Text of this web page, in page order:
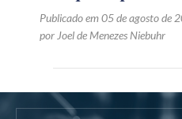
Publicado em 05 de agosto de
por Joel de Menezes Niebuhr